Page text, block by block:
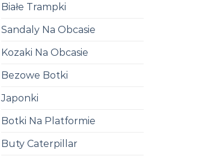
Białe Trampki
Sandaly Na Obcasie
Kozaki Na Obcasie
Bezowe Botki
Japonki
Botki Na Platformie
Buty Caterpillar